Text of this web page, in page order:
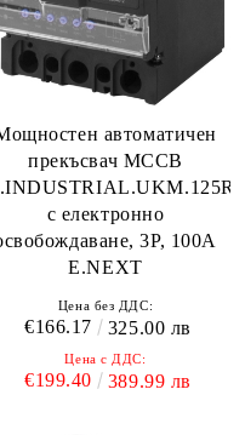
автоматичен
прекъсвач MCCB
с електронно
3P, 100A
E.NEXT
Цена без ДДС:
€166.17 325.00 лв
Цена с ДДС:
€199.40 389.99 лв